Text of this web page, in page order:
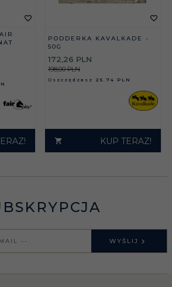
PODDERKA KAVALKADE -
50G
172,26 PLN
198,00 PLN
Oszczędzasz 25.74 PLN
KUP TERAZ!
WYŚLIJ